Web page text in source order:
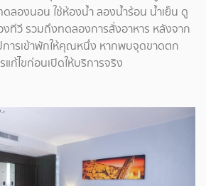
ทดลองนอน ใช้ห้องน้ำ ลองน้ำร้อน น้ำเย็น ดู
งทีวี รวมถึงทดลองการสั่งอาหาร หลังจาก
ารเข้าพักให้คุณหนึ่ง หากพบจุดขาดตก
ก้ไขก่อนเปิดให้บริการจริง